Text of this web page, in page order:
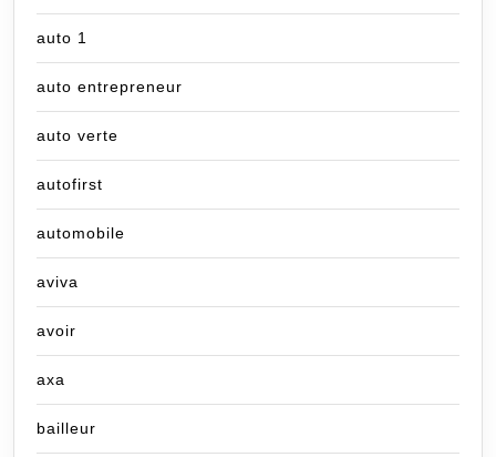
auto 1
auto entrepreneur
auto verte
autofirst
automobile
aviva
avoir
axa
bailleur